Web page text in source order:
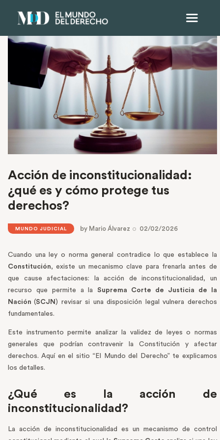
Acción de inconstitucionalidad:
¿qué es y cómo protege tus
derechos?
MUNDO JUDICIAL by Mario Álvarez 02/02/2026
Cuando una ley o norma general contradice lo que establece la
Constitución, existe un mecanismo clave para frenarla antes de
que cause afectaciones: la acción de inconstitucionalidad, un
recurso que permite a laSuprema Corte de Justicia de la
Nación(SCJN ) revisar si una disposición legal vulnera derechos
fundamentales.
Este instrumento permite analizar la validez de leyes o normas
generales que podrían contravenir la Constitución y afectar
derechos. Aquí en el sitio “El Mundo del Derecho” te explicamos
los detalles.
¿Qué es la acción de
inconstitucionalidad?
La acción de inconstitucionalidad es un mecanismo de control